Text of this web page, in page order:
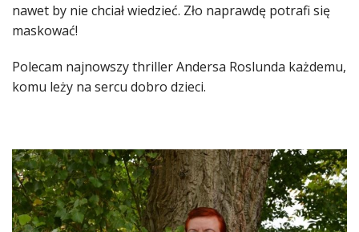
nawet by nie chciał wiedzieć. Zło naprawdę potrafi się
maskować!
Polecam najnowszy thriller Andersa Roslunda każdemu,
komu leży na sercu dobro dzieci.